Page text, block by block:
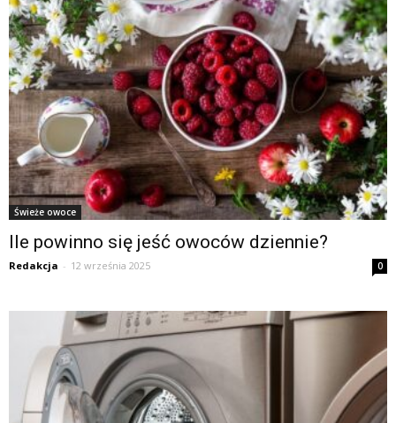
Świeże owoce
Ile powinno się jeść owoców dziennie?
Redakcja - 12 września 2025 0